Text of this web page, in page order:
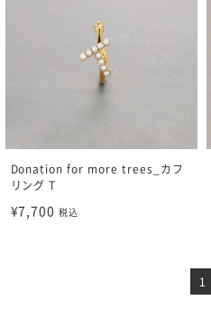
Donation for more trees_カフ
リング T
¥7,700税込
1